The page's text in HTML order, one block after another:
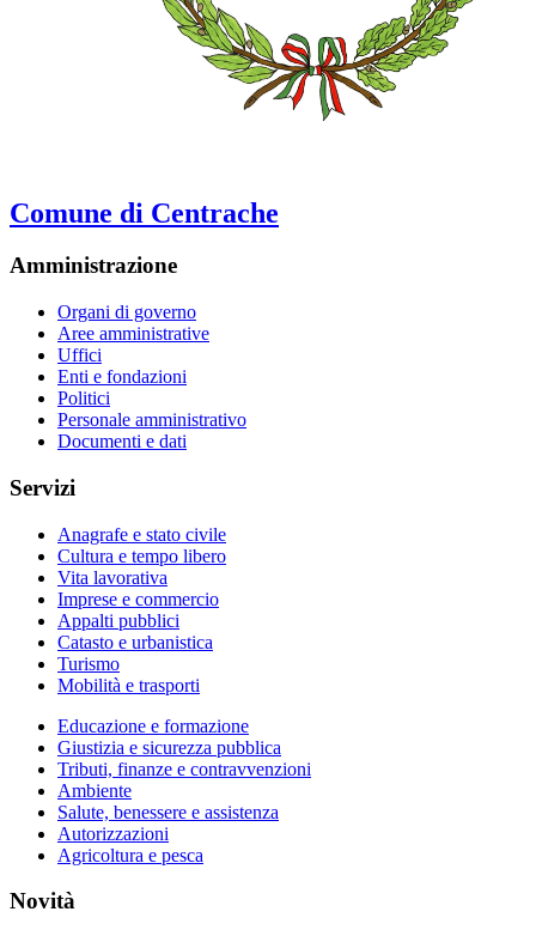
Comune di Centrache
Amministrazione
Organi di governo
Aree amministrative
Uffici
Enti e fondazioni
Politici
Personale amministrativo
Documenti e dati
Servizi
Anagrafe e stato civile
Cultura e tempo libero
Vita lavorativa
Imprese e commercio
Appalti pubblici
Catasto e urbanistica
Turismo
Mobilità e trasporti
Educazione e formazione
Giustizia e sicurezza pubblica
Tributi, finanze e contravvenzioni
Ambiente
Salute, benessere e assistenza
Autorizzazioni
Agricoltura e pesca
Novità